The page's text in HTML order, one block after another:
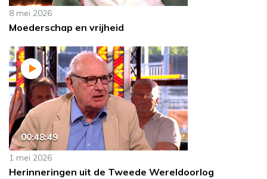
8 mei 2026
Moederschap en vrijheid
00:48:49
1 mei 2026
Herinneringen uit de Tweede Wereldoorlog